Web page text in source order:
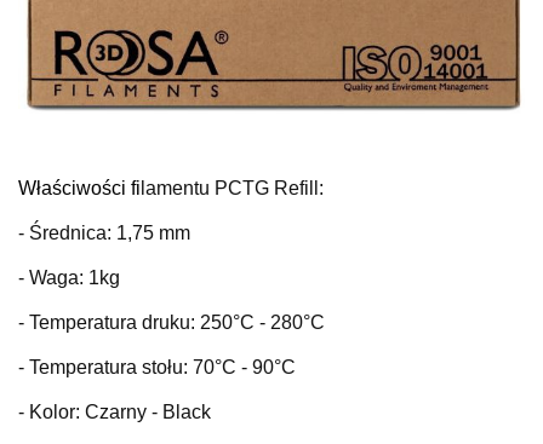
Właściwości fi lamentu PCTG Refill:
- Średnica: 1,75 mm
- Waga: 1kg
- Temperatura druku: 250°C - 280°C
- Temperatura stołu: 70°C - 90°C
- Kolor: Czarny - Black